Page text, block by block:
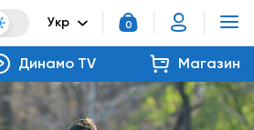
Укр 0
Динамо TV Магазин